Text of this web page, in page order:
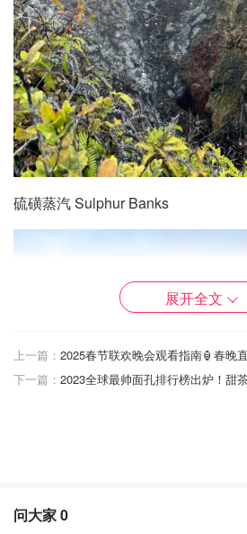
硫磺蒸汽 Sulphur Banks
展开全文
上一篇：
下一篇：
问大家0